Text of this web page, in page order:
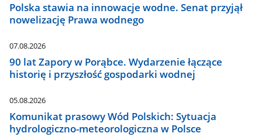
Polska stawia na innowacje wodne. Senat przyjął
nowelizację Prawa wodnego
07.08.2026
90 lat Zapory w Porąbce. Wydarzenie łączące
historię i przyszłość gospodarki wodnej
05.08.2026
Komunikat prasowy Wód Polskich: Sytuacja
hydrologiczno-meteorologiczna w Polsce